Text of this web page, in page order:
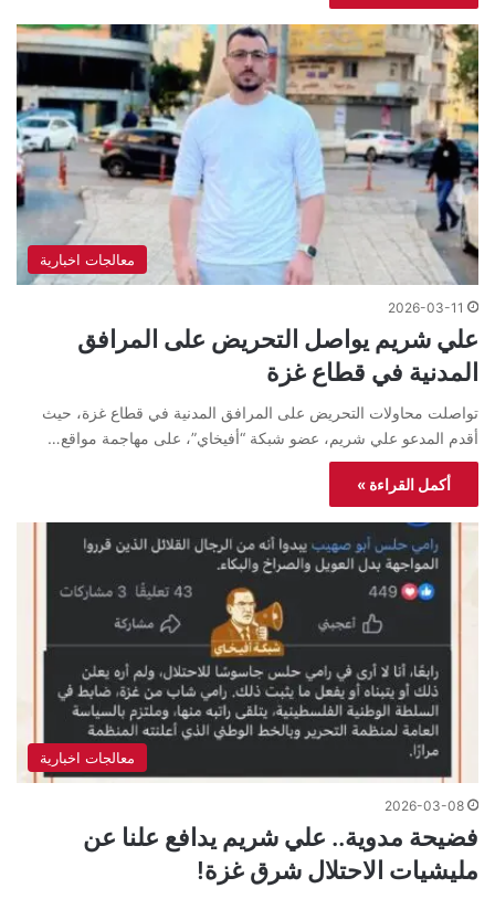
معالجات اخبارية
2026-03-11
علي شريم يواصل التحريض على المرافق
المدنية في قطاع غزة
تواصلت محاولات التحريض على المرافق المدنية في قطاع غزة، حيث
أقدم المدعو علي شريم، عضو شبكة “أفيخاي”، على مهاجمة مواقع…
أكمل القراءة »
معالجات اخبارية
2026-03-08
فضيحة مدوية.. علي شريم يدافع علنا عن
مليشيات الاحتلال شرق غزة!